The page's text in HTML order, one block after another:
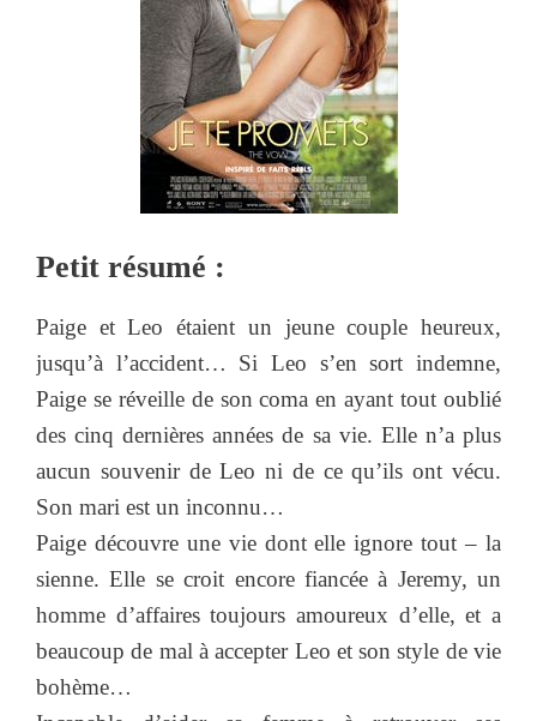
Petit résumé :
Paige et Leo étaient un jeune couple heureux,
jusqu’à l’accident… Si Leo s’en sort indemne,
Paige se réveille de son coma en ayant tout oublié
des cinq dernières années de sa vie. Elle n’a plus
aucun souvenir de Leo ni de ce qu’ils ont vécu.
Son mari est un inconnu…
Paige découvre une vie dont elle ignore tout – la
sienne. Elle se croit encore fiancée à Jeremy, un
homme d’affaires toujours amoureux d’elle, et a
beaucoup de mal à accepter Leo et son style de vie
bohème…